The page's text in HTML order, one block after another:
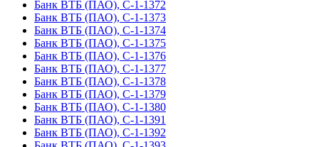
Банк ВТБ (ПАО), С-1-1372
Банк ВТБ (ПАО), С-1-1373
Банк ВТБ (ПАО), С-1-1374
Банк ВТБ (ПАО), С-1-1375
Банк ВТБ (ПАО), С-1-1376
Банк ВТБ (ПАО), С-1-1377
Банк ВТБ (ПАО), С-1-1378
Банк ВТБ (ПАО), С-1-1379
Банк ВТБ (ПАО), С-1-1380
Банк ВТБ (ПАО), С-1-1391
Банк ВТБ (ПАО), С-1-1392